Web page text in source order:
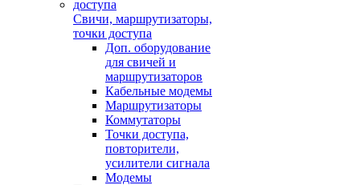
Свичи, маршрутизаторы,
точки доступа
Доп. оборудование
для свичей и
маршрутизаторов
Кабельные модемы
Маршрутизаторы
Коммутаторы
Точки доступа,
повторители,
усилители сигнала
Модемы